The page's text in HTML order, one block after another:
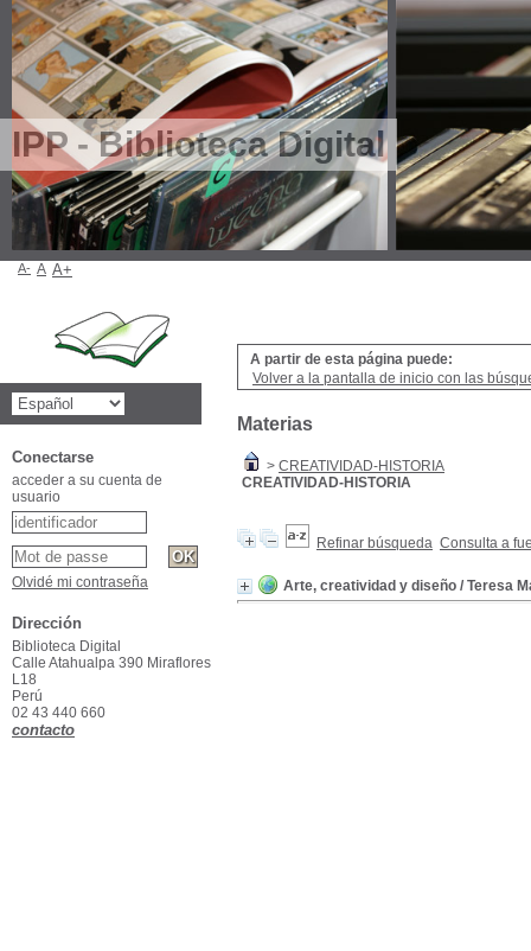
IPP - Biblioteca Digital
A partir de esta página puede:
Volver a la pantalla de inicio con las
Materias
> CREATIVIDAD-HISTORIA
CREATIVIDAD-HISTORIA
Refinar búsqueda Consulta a
Arte, creatividad y diseño / Teresa
A- A A+
Conectarse
acceder a su cuenta de
usuario
Olvidé mi contraseña
Dirección
Biblioteca Digital
Calle Atahualpa 390 Miraflores
L18
Perú
02 43 440 660
contacto